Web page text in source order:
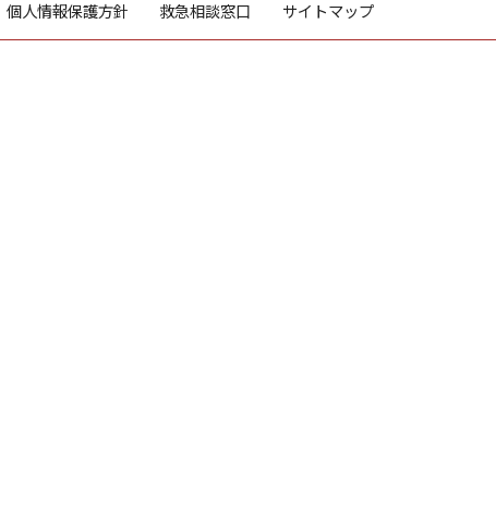
個人情報保護方針 救急相談窓口 サイトマップ